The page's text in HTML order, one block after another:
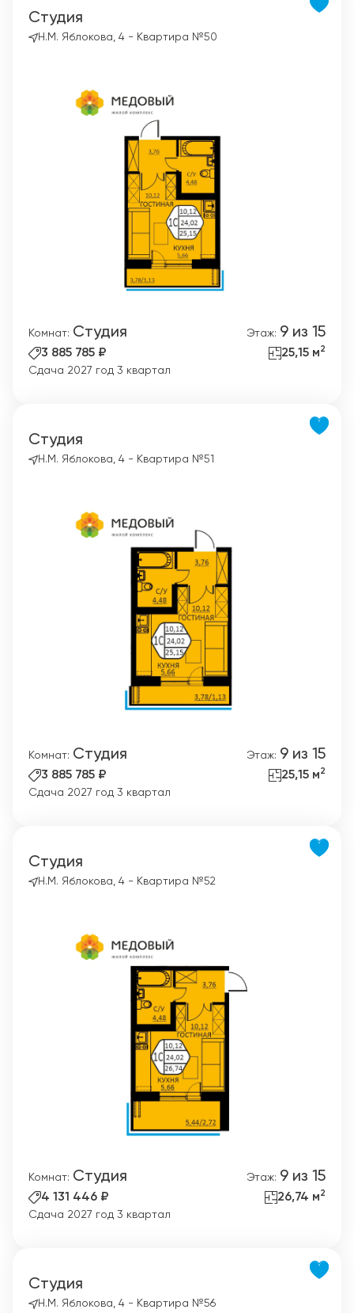
Студия
Н.М. Яблокова, 4 - Квартира №50
Комнат: Студия Этаж: 9 из 15
3 885 785 ₽ 25,15 м2
Сдача 2027 год 3 квартал
Студия
Н.М. Яблокова, 4 - Квартира №51
Комнат: Студия Этаж: 9 из 15
3 885 785 ₽ 25,15 м2
Сдача 2027 год 3 квартал
Студия
Н.М. Яблокова, 4 - Квартира №52
Комнат: Студия Этаж: 9 из 15
4 131 446 ₽ 26,74 м2
Сдача 2027 год 3 квартал
Студия
Н.М. Яблокова, 4 - Квартира №56